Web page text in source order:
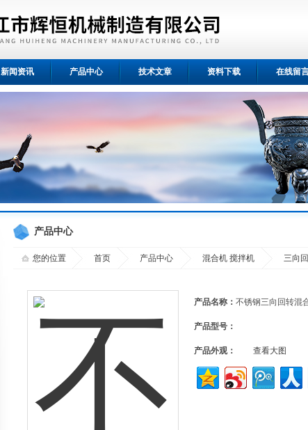
新闻资讯 产品中心 技术文章 资料下载 在线留
产品中心
您的位置 首页 产品中心 混合机 搅拌机 三向
产品名称： 不锈钢三向回转混
产品型号：
产品外观： 查看大图